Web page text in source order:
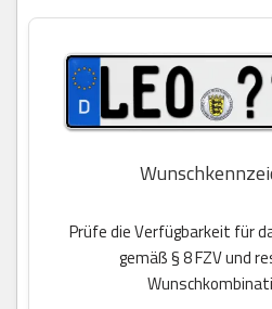
Prüfe die Verfügbarkeit für
gemäß § 8 FZV und